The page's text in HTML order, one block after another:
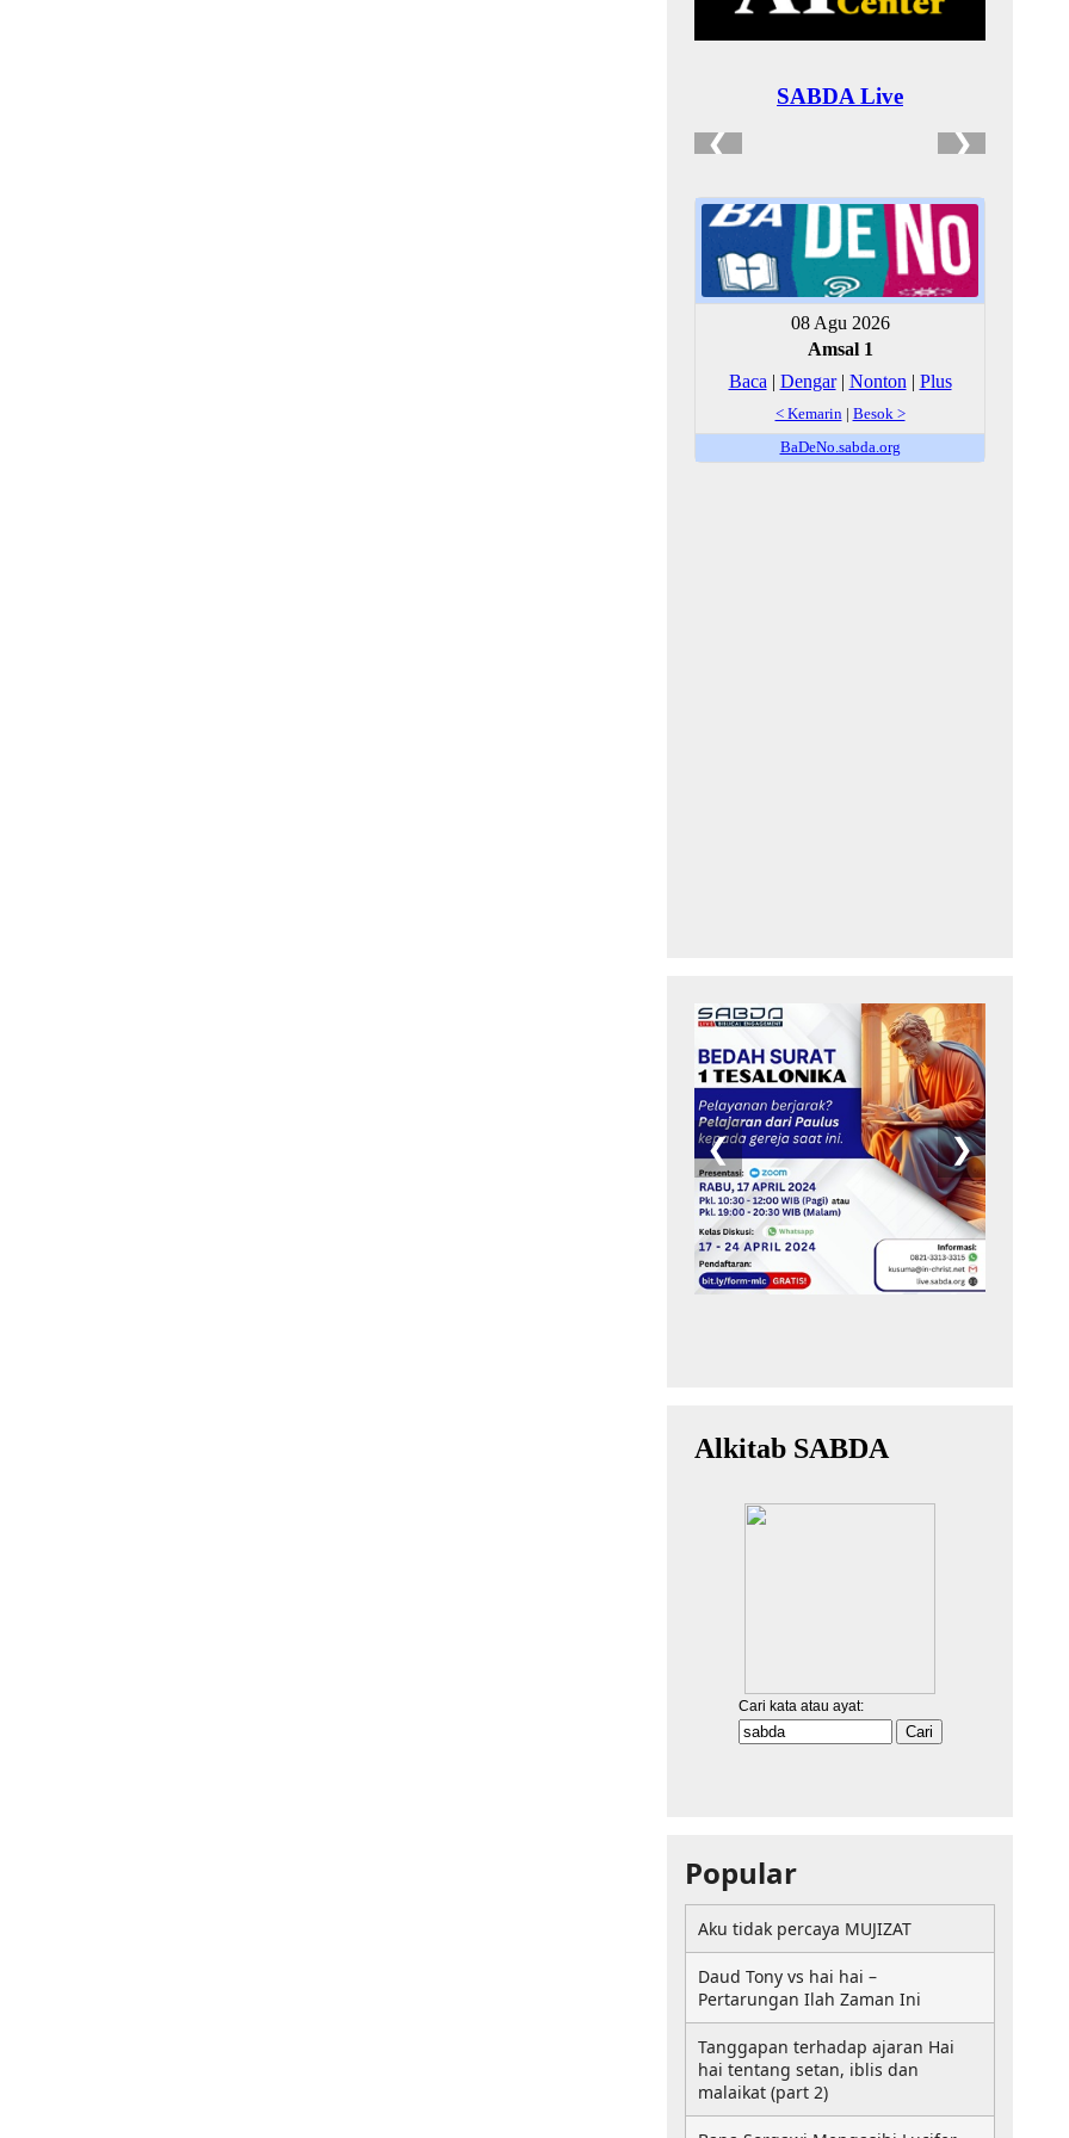
Popular
Aku tidak percaya MUJIZAT
Daud Tony vs hai hai –
Pertarungan Ilah Zaman Ini
Tanggapan terhadap ajaran Hai
hai tentang setan, iblis dan
malaikat (part 2)